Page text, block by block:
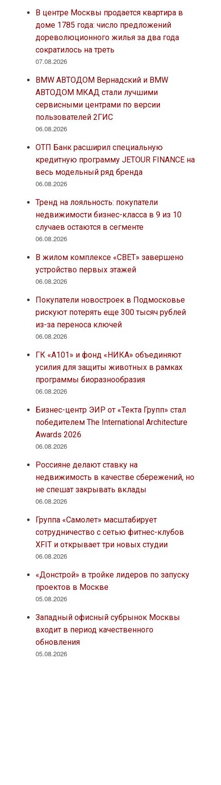
В центре Москвы продается квартира в
доме 1785 года: число предложений
дореволюционного жилья за два года
сократилось на треть
07.08.2026
BMW АВТОДОМ Вернадский и BMW
АВТОДОМ МКАД стали лучшими
сервисными центрами по версии
пользователей 2ГИС
06.08.2026
ОТП Банк расширил специальную
кредитную программу JETOUR FINANCE на
весь модельный ряд бренда
06.08.2026
Тренд на лояльность: покупатели
недвижимости бизнес-класса в 9 из 10
случаев остаются в сегменте
06.08.2026
В жилом комплексе «СВЕТ» завершено
устройство первых этажей
06.08.2026
Покупатели новостроек в Подмосковье
рискуют потерять еще 300 тысяч рублей
из-за переноса ключей
06.08.2026
ГК «А101» и фонд «НИКА» объединяют
усилия для защиты животных в рамках
программы биоразнообразия
06.08.2026
Бизнес-центр ЭИР от «Текта Групп» стал
победителем The International Architecture
Awards 2026
06.08.2026
Россияне делают ставку на
недвижимость в качестве сбережений, но
не спешат закрывать вклады
06.08.2026
Группа «Самолет» масштабирует
сотрудничество с сетью фитнес-клубов
XFIT и открывает три новых студии
06.08.2026
«Донстрой» в тройке лидеров по запуску
проектов в Москве
05.08.2026
Западный офисный субрынок Москвы
входит в период качественного
обновления
05.08.2026